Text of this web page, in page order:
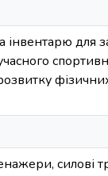
інвентарю для
силові